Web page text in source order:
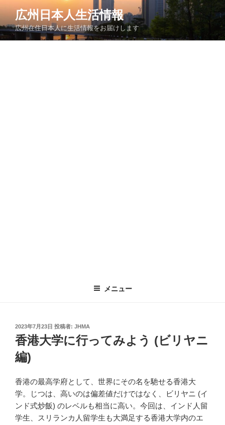
コ
ン
テ
ン
広州日本人生活情報
広州在住日本人に生活情報をお届けします
メニュー
投
稿
日:
2023年7月23日 投稿者: JHMA
香港大学に行ってみよう (ビリヤニ
編)
香港の最高学府として、世界にその名を馳せる香港大
学。じつは、高いのは偏差値だけではなく、ビリヤニ (イ
ンド式炒飯) のレベルも相当に高い。今回は、インド人留
学生、スリランカ人留学生も大満足する香港大学内のエ